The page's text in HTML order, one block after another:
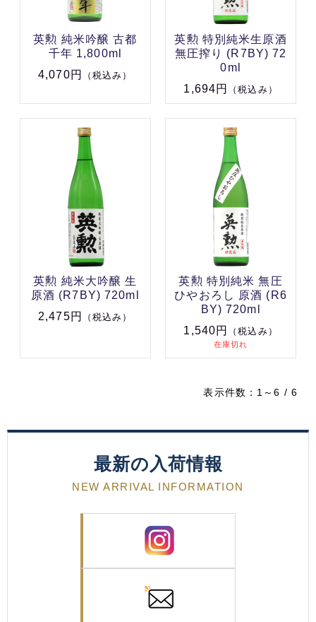
英勲 純米吟醸 古都
千年 1,800ml
4,070円
（税込み）
英勲 特別純米生原酒
無圧搾り (R7BY) 72
0ml
1,694円
（税込み）
英勲 純米大吟醸 生
原酒 (R7BY) 720ml
2,475円
（税込み）
英勲 特別純米 無圧
ひやおろし 原酒 (R6
BY) 720ml
1,540円
（税込み）
在庫切れ
表示件数：1～6 / 6
最新の入荷情報
NEW ARRIVAL INFORMATION